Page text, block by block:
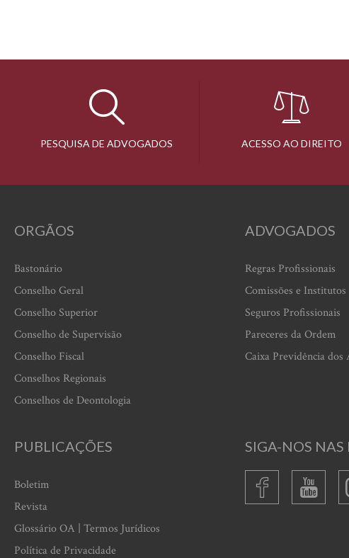
PESQUISA DE ADVOGADOS ACESSO AO DIREITO
ORGÃOS
Bastonário
Conselho Geral
Conselho Superior
Conselho de Supervisão
Conselho Fiscal
Conselhos Regionais
Conselhos de Deontologia
ADVOGADOS
Regras Profissionais
Comissões e Institutos
Seguros Profissionais
Pareceres da Ordem
Caixa Previdência dos
PUBLICAÇÕES
Boletim
Revista
Glossário OA | Termos Jurídicos
Política de Privacidade
SIGA-NOS NAS